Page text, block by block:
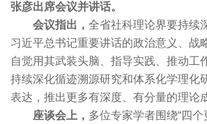
张彦出席会议并讲话。
会议指出， 全省社科理论界要持续
习近平总书记重要讲话的政治意义、战
自觉用其武装头脑、指导实践、推动工
持续深化循迹溯源研究和体系化学理化
表达，推出更多有深度、有分量的理论
座谈会上， 多位专家学者围绕“四